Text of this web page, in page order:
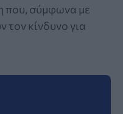
που, σύμφωνα με
τον κίνδυνο για